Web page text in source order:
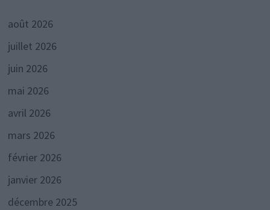
août 2026
juillet 2026
juin 2026
mai 2026
avril 2026
mars 2026
février 2026
janvier 2026
décembre 2025